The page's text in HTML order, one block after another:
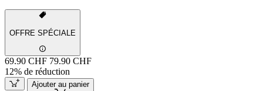
OFFRE SPÉCIALE
69.90 CHF 79.90 CHF
12% de réduction
Ajouter au panier